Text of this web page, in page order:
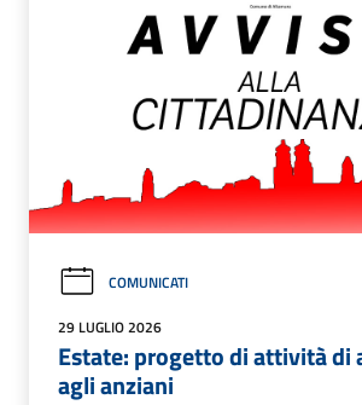
COMUNICATI
29 LUGLIO 2026
Estate: progetto di attività di
agli anziani